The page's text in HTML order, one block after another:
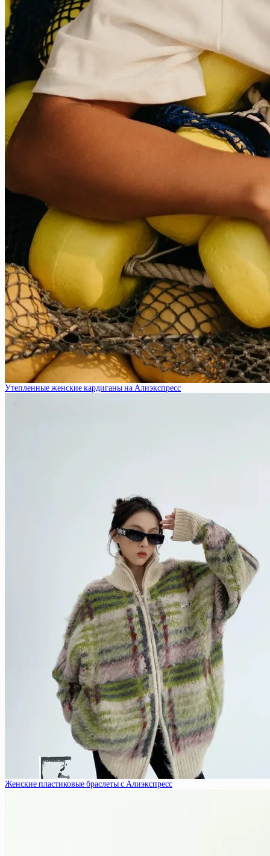
Утепленные женские кардиганы на Алиэкспресс
Женские пластиковые браслеты с Алиэкспресс